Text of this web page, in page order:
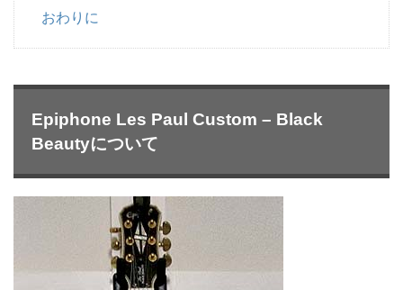
おわりに
Epiphone Les Paul Custom – Black
Beautyについて